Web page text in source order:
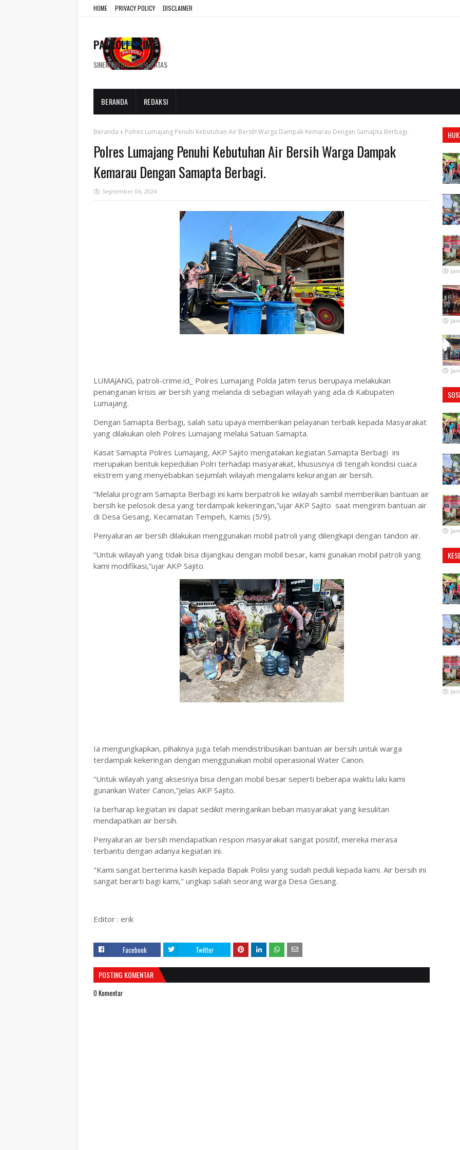
HOME PRIVACY POLICY DISCLAIMER
PATROLI CRIME
SINERGISITAS TANPA BATAS
BERANDA REDAKSI
Beranda Polres Lumajang Penuhi Kebutuhan Air Bersih Warga Dampak Kemarau Dengan Samapta Berbagi.
Polres Lumajang Penuhi Kebutuhan Air Bersih Warga Dampak
Kemarau Dengan Samapta Berbagi.
September 06, 2024
LUMAJANG, patroli-crime.id_ Polres Lumajang Polda Jatim terus berupaya melakukan
penanganan krisis air bersih yang melanda di sebagian wilayah yang ada di Kabupaten
Lumajang.
Dengan Samapta Berbagi, salah satu upaya memberikan pelayanan terbaik kepada Masyarakat
yang dilakukan oleh Polres Lumajang melalui Satuan Samapta.
Kasat Samapta Polres Lumajang, AKP Sajito mengatakan kegiatan Samapta Berbagi ini
merupakan bentuk kepedulian Polri terhadap masyarakat, khususnya di tengah kondisi cuaca
ekstrem yang menyebabkan sejumlah wilayah mengalami kekurangan air bersih.
“Melalui program Samapta Berbagi ini kami berpatroli ke wilayah sambil memberikan bantuan air
bersih ke pelosok desa yang terdampak kekeringan,”ujar AKP Sajito saat mengirim bantuan air
di Desa Gesang, Kecamatan Tempeh, Kamis (5/9).
Penyaluran air bersih dilakukan menggunakan mobil patroli yang dilengkapi dengan tandon air.
“Untuk wilayah yang tidak bisa dijangkau dengan mobil besar, kami gunakan mobil patroli yang
kami modifikasi,”ujar AKP Sajito.
Ia mengungkapkan, pihaknya juga telah mendistribusikan bantuan air bersih untuk warga
terdampak kekeringan dengan menggunakan mobil operasional Water Canon.
“Untuk wilayah yang aksesnya bisa dengan mobil besar seperti beberapa waktu lalu kami
gunankan Water Canon,”jelas AKP Sajito.
Ia berharap kegiatan ini dapat sedikit meringankan beban masyarakat yang kesulitan
mendapatkan air bersih.
Penyaluran air bersih mendapatkan respon masyarakat sangat positif, mereka merasa
terbantu dengan adanya kegiatan ini.
"Kami sangat berterima kasih kepada Bapak Polisi yang sudah peduli kepada kami. Air bersih ini
sangat berarti bagi kami," ungkap salah seorang warga Desa Gesang.
Editor : erik
Facebook Twitter
POSTING KOMENTAR
0 Komentar